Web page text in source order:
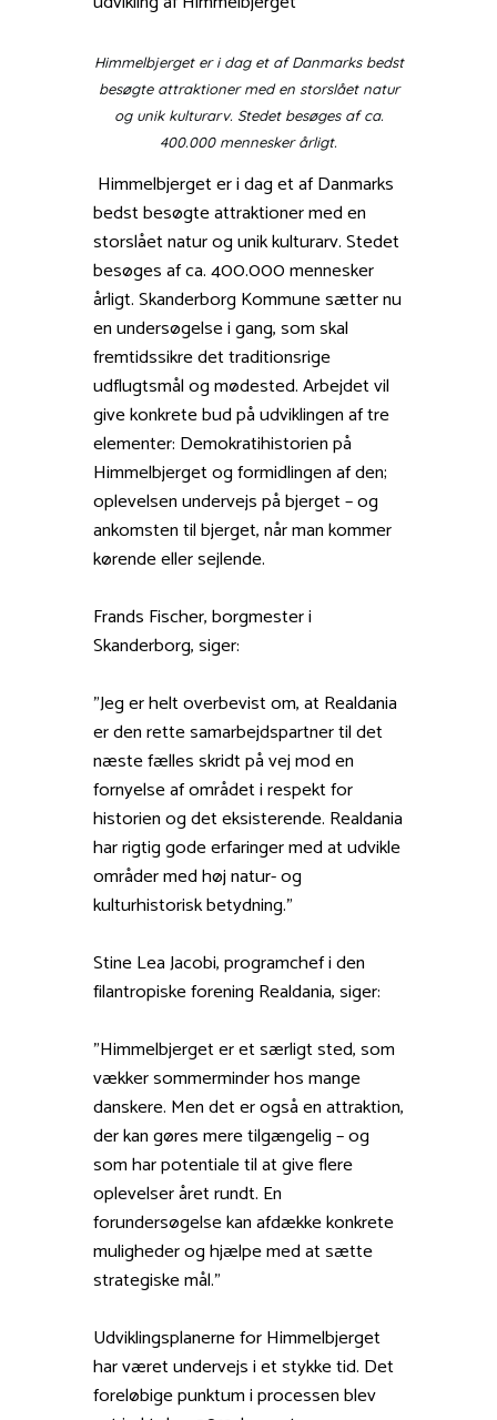
Himmelbjerget er i dag et af Danmarks bedst
besøgte attraktioner med en storslået natur
og unik kulturarv. Stedet besøges af ca.
400.000 mennesker årligt.
Himmelbjerget er i dag et af Danmarks
bedst besøgte attraktioner med en
storslået natur og unik kulturarv. Stedet
besøges af ca. 400.000 mennesker
årligt. Skanderborg Kommune sætter nu
en undersøgelse i gang, som skal
fremtidssikre det traditionsrige
udflugtsmål og mødested. Arbejdet vil
give konkrete bud på udviklingen af tre
elementer: Demokratihistorien på
Himmelbjerget og formidlingen af den;
oplevelsen undervejs på bjerget – og
ankomsten til bjerget, når man kommer
kørende eller sejlende.
Frands Fischer, borgmester i
Skanderborg, siger:
”Jeg er helt overbevist om, at Realdania
er den rette samarbejdspartner til det
næste fælles skridt på vej mod en
fornyelse af området i respekt for
historien og det eksisterende. Realdania
har rigtig gode erfaringer med at udvikle
områder med høj natur- og
kulturhistorisk betydning.”
Stine Lea Jacobi, programchef i den
filantropiske forening Realdania, siger:
”Himmelbjerget er et særligt sted, som
vækker sommerminder hos mange
danskere. Men det er også en attraktion,
der kan gøres mere tilgængelig – og
som har potentiale til at give flere
oplevelser året rundt. En
forundersøgelse kan afdække konkrete
muligheder og hjælpe med at sætte
strategiske mål.”
Udviklingsplanerne for Himmelbjerget
har været undervejs i et stykke tid. Det
foreløbige punktum i processen blev